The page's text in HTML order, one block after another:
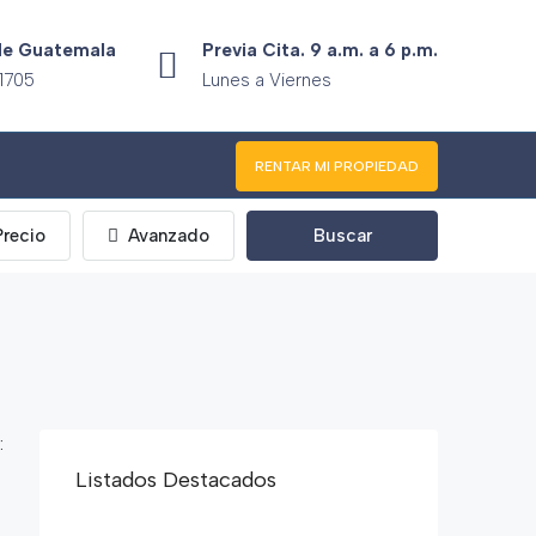
Guatemala
Previa Cita. 9 a.m. a 6 p.m.
Lunes a Viernes
RENTAR MI PROPIEDAD
Avanzado Buscar
Listados Destacados